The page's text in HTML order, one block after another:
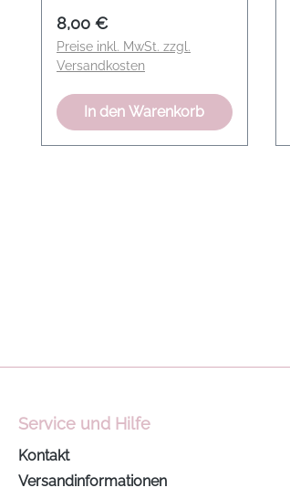
Regulärer Preis:
8,00 €
Preise inkl. MwSt. zzgl.
Versandkosten
In den Warenkorb
Service und Hilfe
Kontakt
Versandinformationen